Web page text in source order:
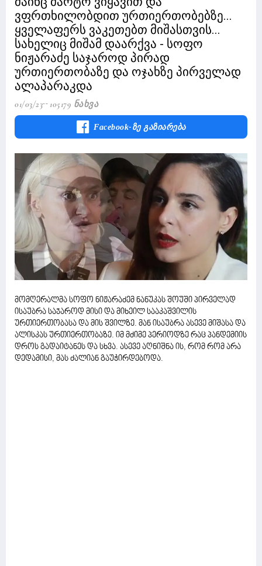
ვფრთხილობდით ურთიერთობებზე...
ყველაფერს ვაკეთებთ მიშასთვის...
სახელიც მიშამ დაარქვა - სოფო
ნიჟარაძე საჯაროდ პირად
ურთიერთობაზე და ოჯახზე პირველად
ალაპარაკდა
01/03/23 105179 Ნახვა
Facebook-Ზე Გაზიარება
მომღერალმა სოფო ნიჟარაძემ ნანუკას შოუში პირველად
ისაუბრა საჯაროდ მისი და მიხეილ სააკაშვილის
ურთიერთობასა და მის შვილზე. მან ისაუბრა ასევე მიშასა და
ალისკას ურთიერთობაზე. იმ მძიმე პერიოდზე რაც პანდემიის
დროს გადაიტანეს და სხვა. ასევე აღნიშნა ის, რომ რომ არა
დედამისი, მას ძალიან გაუჭირდებოდა.